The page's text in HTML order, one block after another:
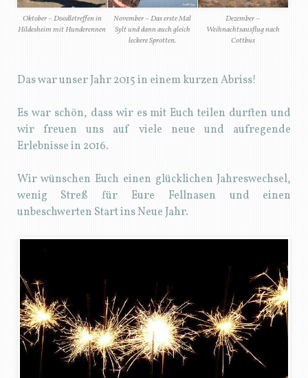
Oktober – Doodletreffen in
Hildesheim mit Hunderennen
November – Das erste Mal
Sylt und dann auch gleich
leckere Sprotten.
Dezember –
Weihnachtsausflug nach
Cottbus
Das war unser Jahr 2015 in einem kurzen Abriss!
Es war schön, dass wir es mit Euch teilen durften und
wir freuen uns auf viele neue und aufregende
Erlebnisse in 2016.
Wir wünschen Euch einen glücklichen Jahreswechsel,
wenig Streß für Eure Fellnasen und einen
unbeschwerten Start ins Neue Jahr.